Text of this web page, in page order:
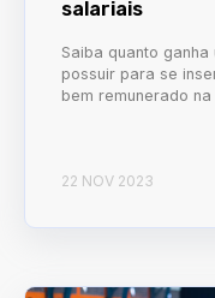
salariais
Saiba quanto
possuir para se
bem remunerado
22 NOV 2023